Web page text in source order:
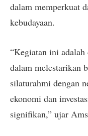
dalam memperkuat
kebudayaan.
“Kegiatan ini
dalam melestarikan
silaturahmi dengan
ekonomi dan
signifikan,” ujar